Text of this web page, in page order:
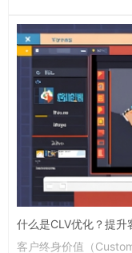
什么是CLV优化？提升
客户终身价值（